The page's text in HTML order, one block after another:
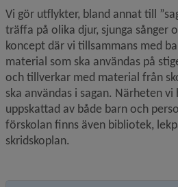
Vi gör utflykter, bland annat till
träffa på olika djur, sjunga sånger
koncept där vi tillsammans med
material som ska användas på
och tillverkar med material från
ska användas i sagan. Närheten
uppskattad av både barn och
förskolan finns även bibliotek,
skridskoplan.